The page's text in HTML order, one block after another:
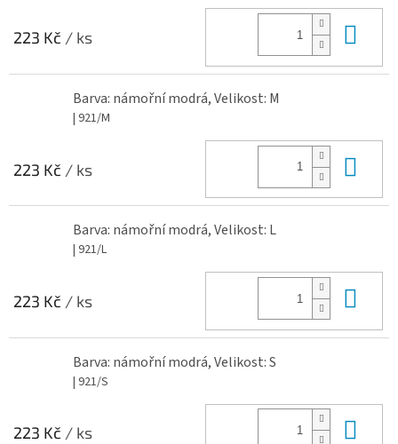
223 Kč / ks
Barva: námořní modrá, Velikost: M
| 921/M
223 Kč / ks
Barva: námořní modrá, Velikost: L
| 921/L
223 Kč / ks
Barva: námořní modrá, Velikost: S
| 921/S
223 Kč / ks